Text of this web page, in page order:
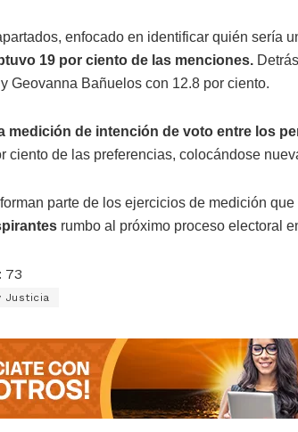
enfocado en identificar quién sería
19 por ciento de las menciones.
Geovanna Bañuelos con 12.8 por ciento.
medición de intención de voto entre los
ciento de las preferencias, colocándose
parte de los ejercicios de medición que
rumbo al próximo proceso electoral
73
Justicia